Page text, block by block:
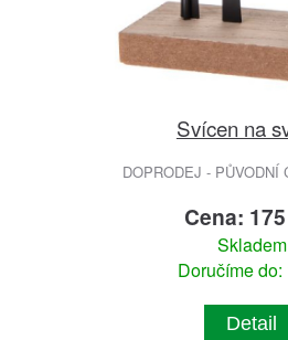
Svícen na
DOPRODEJ - PŮVODNÍ
Cena:
Skladem
Doručíme do:
Detail